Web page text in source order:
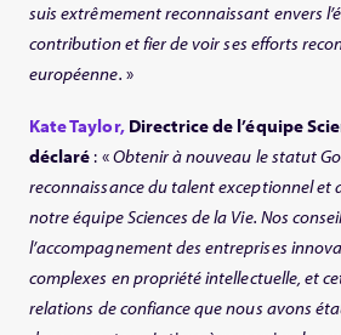
suis extrêmement reconnaissant envers
contribution et fier de voir ses efforts
européenne. »
Kate Taylor, Directrice de l’équipe
déclaré : «Obtenir à nouveau le statut
reconnaissance du talent exceptionnel et
notre équipe Sciences de la Vie. Nos
l’accompagnement des entreprises
complexes en propriété intellectuelle, et
relations de confiance que nous avons